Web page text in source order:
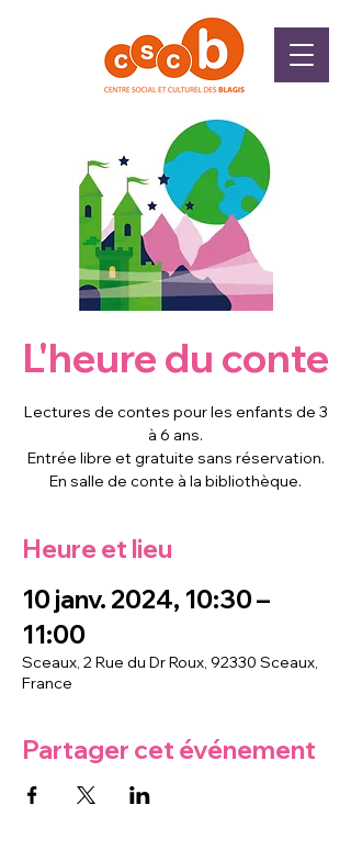
L'heure du conte
Lectures de contes pour les enfants de 3
à 6 ans.
Entrée libre et gratuite sans réservation.
En salle de conte à la bibliothèque.
Heure et lieu
10 janv. 2024, 10:30 –
11:00
Sceaux, 2 Rue du Dr Roux, 92330 Sceaux,
France
Partager cet événement